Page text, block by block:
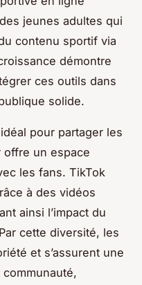
jeunes adultes qui
contenu sportif via
démontre
ces outils dans
solide.
pour partager les
un espace
les fans. TikTok
à des vidéos
ainsi l’impact du
cette diversité, les
et s’assurent une